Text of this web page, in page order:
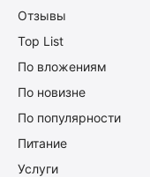
Отзывы
Top List
По вложениям
По новизне
По популярности
Питание
Услуги